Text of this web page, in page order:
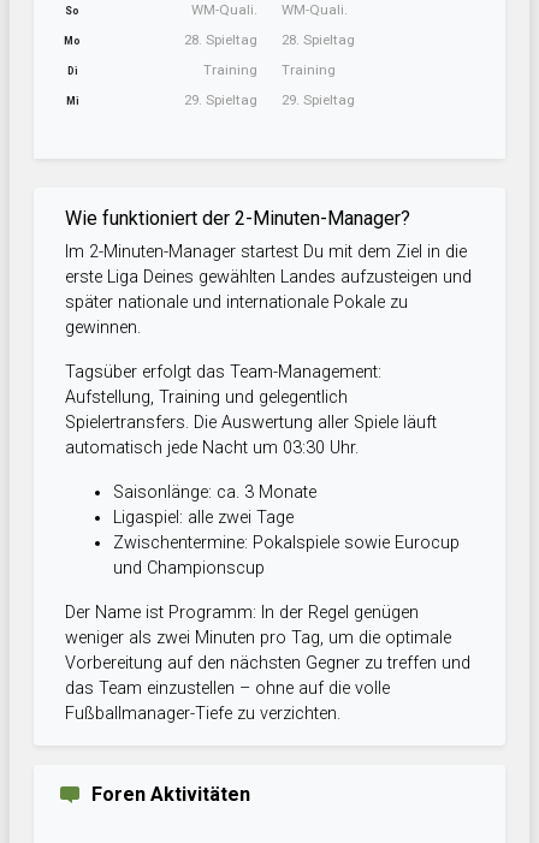
So WM-Quali.
Mo 28. Spieltag
Di Training
Mi 29. Spieltag
WM-Quali.
28. Spieltag
Training
29. Spieltag
Wie funktioniert der 2-Minuten-Manager?
Im 2-Minuten-Manager startest Du mit dem Ziel in die
erste Liga Deines gewählten Landes aufzusteigen und
später nationale und internationale Pokale zu
gewinnen.
Tagsüber erfolgt das Team-Management:
Aufstellung, Training und gelegentlich
Spielertransfers. Die Auswertung aller Spiele läuft
automatisch jede Nacht um 03:30 Uhr.
Saisonlänge: ca. 3 Monate
Ligaspiel: alle zwei Tage
Zwischentermine: Pokalspiele sowie Eurocup
und Championscup
Der Name ist Programm: In der Regel genügen
weniger als zwei Minuten pro Tag, um die optimale
Vorbereitung auf den nächsten Gegner zu treffen und
das Team einzustellen – ohne auf die volle
Fußballmanager-Tiefe zu verzichten.
Foren Aktivitäten